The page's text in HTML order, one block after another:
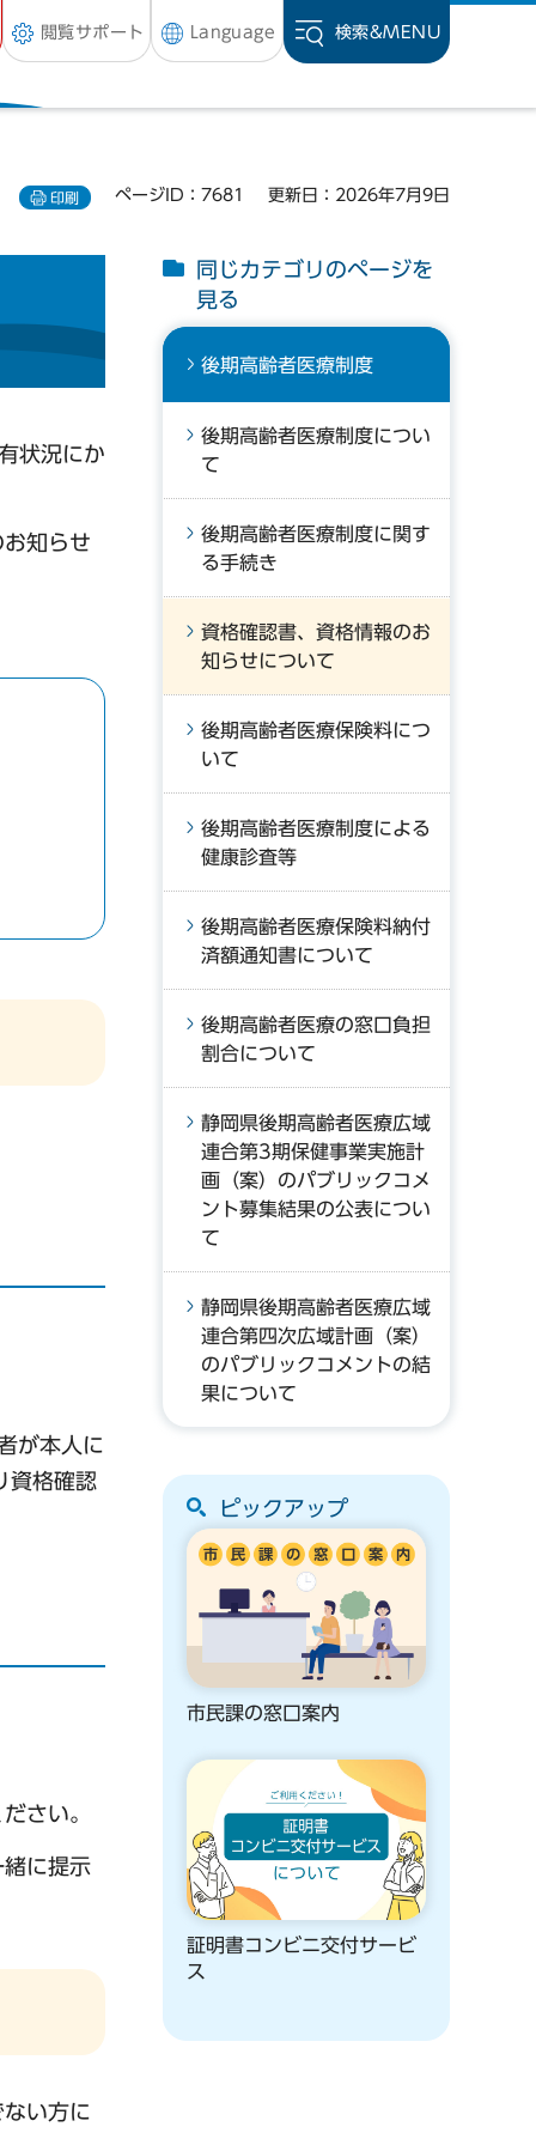
閲覧サポート Language 検索&MENU
印刷 ページID：7681 更新日：2026年7月9日
状況にか
知らせ
が本人に
資格確認
さい。
に提示
い方に
同じカテゴリのページを
見る
後期高齢者医療制度
後期高齢者医療制度につい
て
後期高齢者医療制度に関す
る手続き
資格確認書、資格情報のお
知らせについて
後期高齢者医療保険料につ
いて
後期高齢者医療制度による
健康診査等
後期高齢者医療保険料納付
済額通知書について
後期高齢者医療の窓口負担
割合について
静岡県後期高齢者医療広域
連合第3期保健事業実施計
画（案）のパブリックコメ
ント募集結果の公表につい
て
静岡県後期高齢者医療広域
連合第四次広域計画（案）
のパブリックコメントの結
果について
ピックアップ
市民課の窓口案内
証明書コンビニ交付サービ
ス